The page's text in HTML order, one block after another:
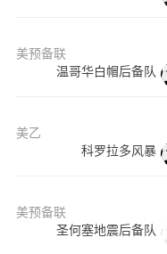
美预备联
温哥华白帽后备队
美乙
科罗拉多风暴
美预备联
圣何塞地震后备队